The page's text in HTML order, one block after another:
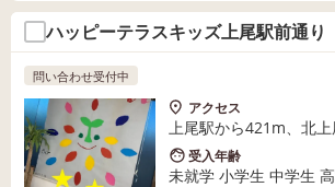
ハッピーテラスキッズ上尾駅前通り
問い合わせ受付中
アクセス
上尾駅から421m、北
受入年齢
未就学 小学生 中学生